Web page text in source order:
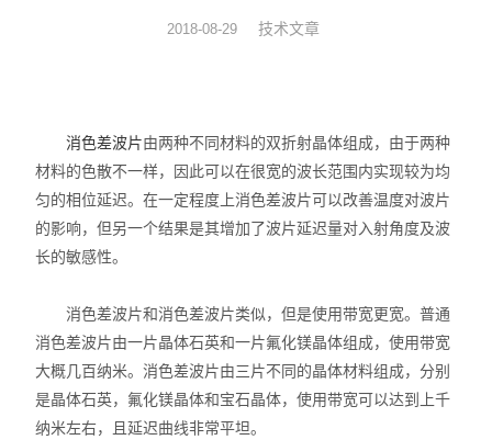
2018-08-29 技术文章
消色差波片由两种不同材料的双折射晶体组成，由于两种
材料的色散不一样，因此可以在很宽的波长范围内实现较为均
匀的相位延迟。在一定程度上消色差波片可以改善温度对波片
的影响，但另一个结果是其增加了波片延迟量对入射角度及波
长的敏感性。
消色差波片和消色差波片类似，但是使用带宽更宽。普通
消色差波片由一片晶体石英和一片氟化镁晶体组成，使用带宽
大概几百纳米。消色差波片由三片不同的晶体材料组成，分别
是晶体石英，氟化镁晶体和宝石晶体，使用带宽可以达到上千
纳米左右，且延迟曲线非常平坦。